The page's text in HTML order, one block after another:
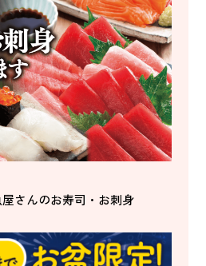
屋さんのお寿司・お刺身